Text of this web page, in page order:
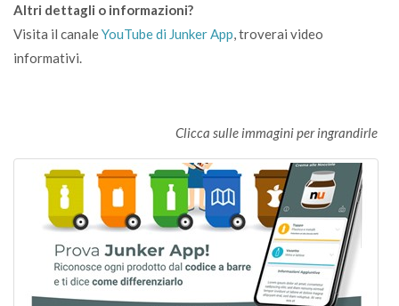
Altri dettagli o informazioni?
Visita il canaleYouTube di Junker App, troverai video
informativi.
Clicca sulle immagini per ingrandirle